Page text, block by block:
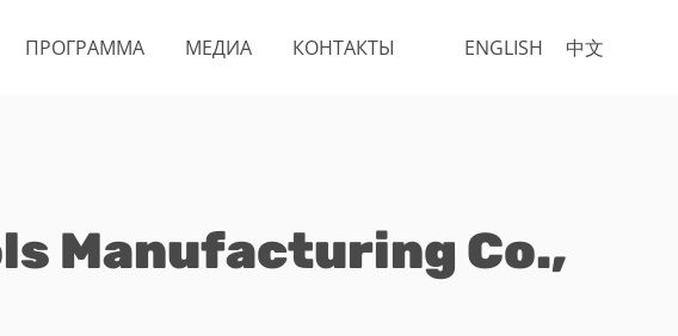
ENGLISH 中文
ПРОГРАММА МЕДИА КОНТАКТЫ
Manufacturing Co.,